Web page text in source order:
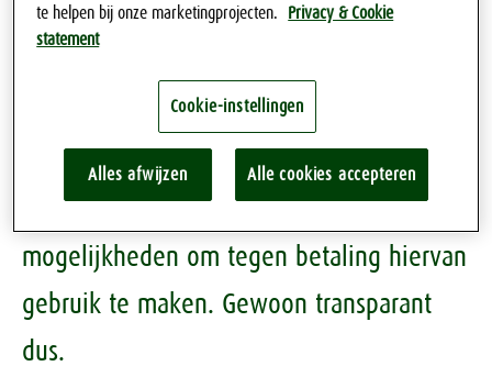
goed prijs
Dat wil zeggen een vaste netto prijs voor
het bier.Indien aanvullende
ondersteuning gewenst is, zijn er volop
mogelijkheden om tegen betaling hiervan
gebruik te maken. Gewoon transparant
dus.
te helpen bij onze marketingprojecten. Privacy & Cookie
statement
Cookie-instellingen
Alles afwijzen Alle cookies accepteren